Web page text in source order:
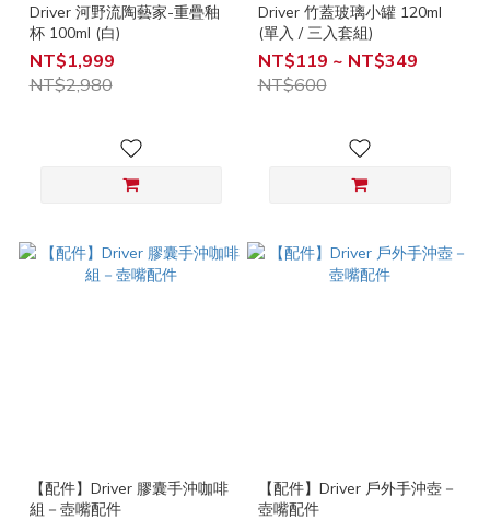
Driver 河野流陶藝家-重疊釉
杯 100ml (白)
NT$1,999
NT$2,980
Driver 竹蓋玻璃小罐 120ml
(單入 / 三入套組)
NT$119 ~ NT$349
NT$600
【配件】Driver 膠囊手沖咖啡
組－壺嘴配件
【配件】Driver 戶外手沖壺－
壺嘴配件